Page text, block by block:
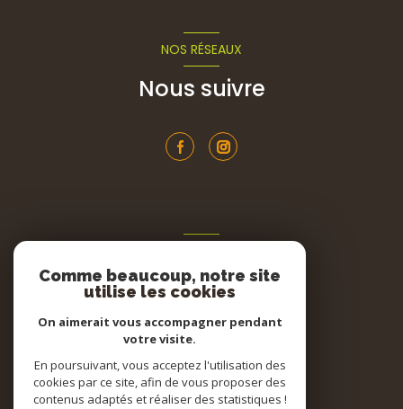
NOS RÉSEAUX
Nous suivre
Nous adhérons
Comme beaucoup, notre site
utilise les cookies
On aimerait vous accompagner pendant
votre visite.
En poursuivant, vous acceptez l'utilisation des
cookies par ce site, afin de vous proposer des
contenus adaptés et réaliser des statistiques !